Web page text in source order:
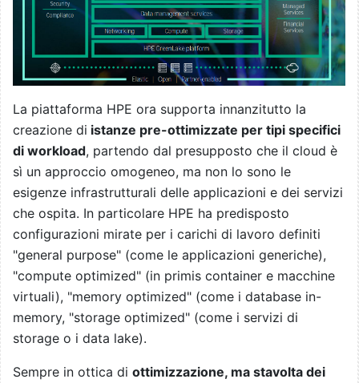
La piattaforma HPE ora supporta innanzitutto la
creazione di istanze pre-ottimizzate per tipi specifici
di workload, partendo dal presupposto che il cloud è
sì un approccio omogeneo, ma non lo sono le
esigenze infrastrutturali delle applicazioni e dei servizi
che ospita. In particolare HPE ha predisposto
configurazioni mirate per i carichi di lavoro definiti
"general purpose" (come le applicazioni generiche),
"compute optimized" (in primis container e macchine
virtuali), "memory optimized" (come i database in-
memory, "storage optimized" (come i servizi di
storage o i data lake).
Sempre in ottica di ottimizzazione, ma stavolta dei